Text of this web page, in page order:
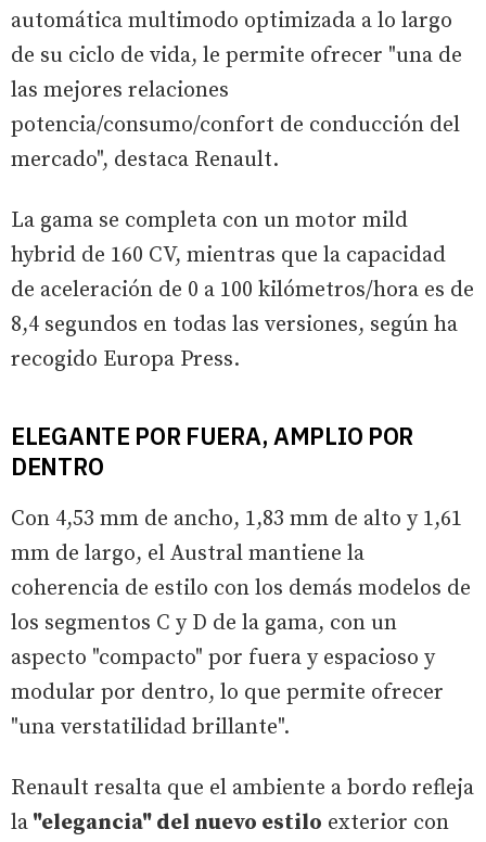
automática multimodo optimizada a lo largo
de su ciclo de vida, le permite ofrecer "una de
las mejores relaciones
potencia/consumo/confort de conducción del
mercado", destaca Renault.
La gama se completa con un motor mild
hybrid de 160 CV, mientras que la capacidad
de aceleración de 0 a 100 kilómetros/hora es de
8,4 segundos en todas las versiones, según ha
recogido Europa Press.
ELEGANTE POR FUERA, AMPLIO POR
DENTRO
Con 4,53 mm de ancho, 1,83 mm de alto y 1,61
mm de largo, el Austral mantiene la
coherencia de estilo con los demás modelos de
los segmentos C y D de la gama, con un
aspecto "compacto" por fuera y espacioso y
modular por dentro, lo que permite ofrecer
"una verstatilidad brillante".
Renault resalta que el ambiente a bordo refleja
la "elegancia" del nuevo estilo exterior con